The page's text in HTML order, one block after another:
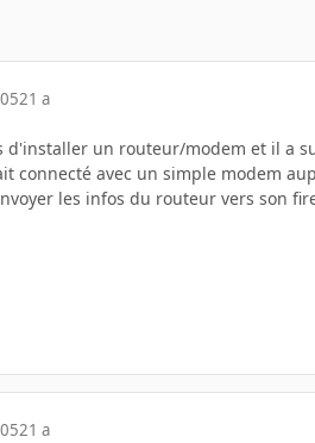
21 a
d'installer un routeur/modem et il a
connecté avec un simple modem
les infos du routeur vers son
21 a